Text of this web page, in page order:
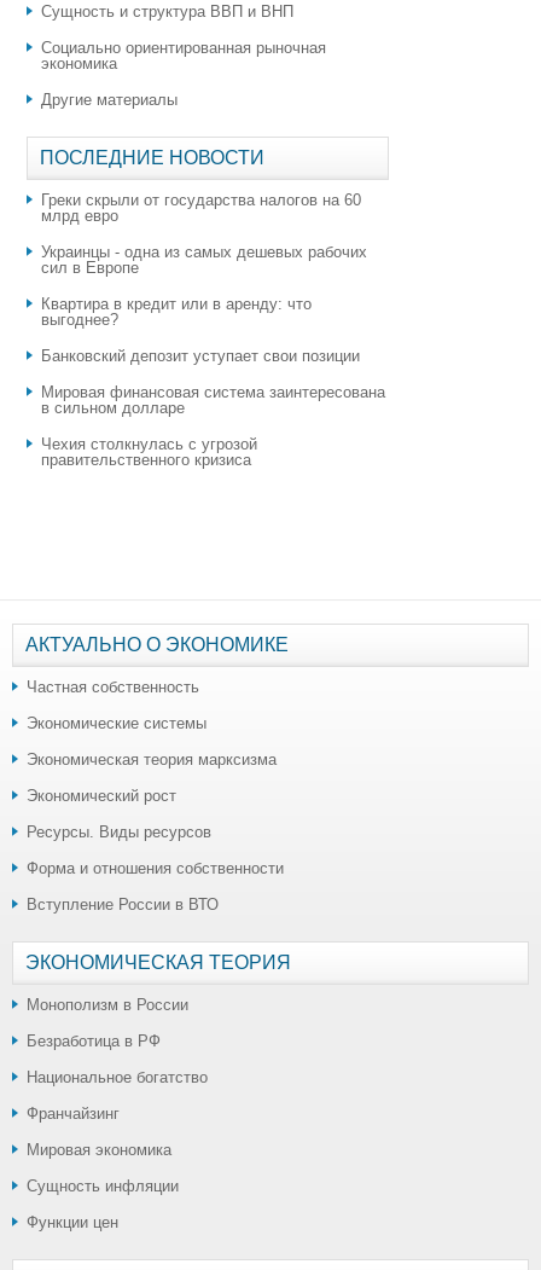
Сущность и структура ВВП и ВНП
Социально ориентированная рыночная
экономика
Другие материалы
ПОСЛЕДНИЕ НОВОСТИ
Греки скрыли от государства налогов на 60
млрд евро
Украинцы - одна из самых дешевых рабочих
сил в Европе
Квартира в кредит или в аренду: что
выгоднее?
​Банковский депозит уступает свои позиции
Мировая финансовая система заинтересована
в сильном долларе
Чехия столкнулась с угрозой
правительственного кризиса
АКТУАЛЬНО О ЭКОНОМИКЕ
Частная собственность
Экономические системы
Экономическая теория марксизма
Экономический рост
Ресурсы. Виды ресурсов
Форма и отношения собственности
Вступление России в ВТО
ЭКОНОМИЧЕСКАЯ ТЕОРИЯ
Монополизм в России
Безработица в РФ
Национальное богатство
Франчайзинг
Мировая экономика
Сущность инфляции
Функции цен